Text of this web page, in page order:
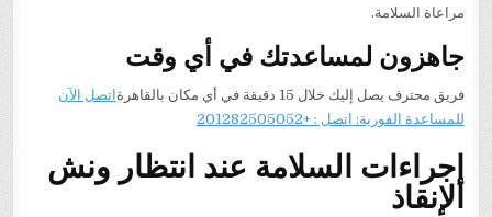
مراعاة السلامة.
جاهزون لمساعدتك في أي وقت
فريق محترف يصل إليك خلال 15 دقيقة في أي مكان بالقاهرة
اتصل الآن
للمساعدة الفورية: اتصل : +201282505052
إجراءات السلامة عند انتظار ونش
الإنقاذ